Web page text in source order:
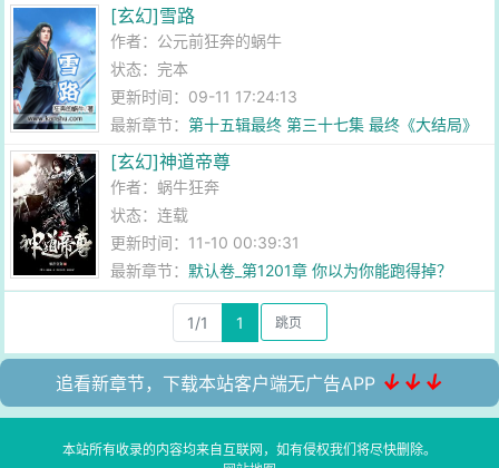
[玄幻]雪路
作者： 公元前狂奔的蜗牛
状态：完本
更新时间：09-11 17:24:13
最新章节：第十五辑最终 第三十七集 最终《大结局》
[玄幻]神道帝尊
作者： 蜗牛狂奔
状态：连载
更新时间：11-10 00:39:31
最新章节：默认卷_第1201章 你以为你能跑得掉？
1/1 1
追看新章节，下载本站客户端无广告APP ↓↓↓
本站所有收录的内容均来自互联网，如有侵权我们将尽快删除。